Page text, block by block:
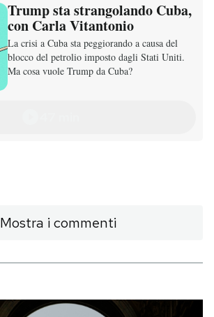
Trump sta strangolando Cuba,
con Carla Vitantonio
La crisi a Cuba sta peggiorando a causa del
blocco del petrolio imposto dagli Stati Uniti.
Ma cosa vuole Trump da Cuba?
Mostra i commenti